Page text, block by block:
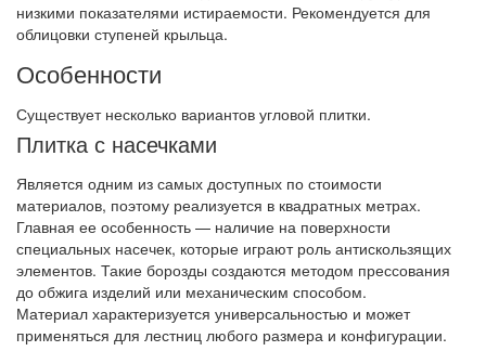
низкими показателями истираемости. Рекомендуется для
облицовки ступеней крыльца.
Особенности
Существует несколько вариантов угловой плитки.
Плитка с насечками
Является одним из самых доступных по стоимости
материалов, поэтому реализуется в квадратных метрах.
Главная ее особенность — наличие на поверхности
специальных насечек, которые играют роль антискользящих
элементов. Такие борозды создаются методом прессования
до обжига изделий или механическим способом.
Материал характеризуется универсальностью и может
применяться для лестниц любого размера и конфигурации.